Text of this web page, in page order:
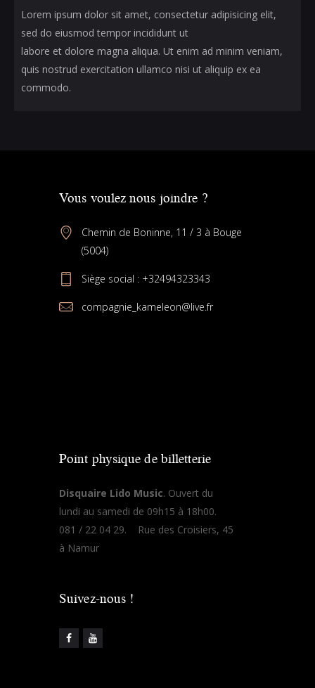
Lorem ipsum dolor sit amet, consectetur adipisicing elit,
sed do eiusmod tempor incididunt ut
labore et dolore magna aliqua. Ut enim ad minim veniam,
quis nostrud exercitation ullamco nisi ut aliquip ex ea
commodo.
Vous voulez nous joindre ?
Chemin de Boninne, 11 / 3 à Bouge
(5004)
Siège social : +32494323343
compagnie_kameleon@live.fr
Point physique de billetterie
Disquaire Lido Music. Ouvert du
lundi au samedi de 09h15 à 18h00.
081 / 22 04 29. Rue des Croisiers, 45
à Namur
Suivez-nous !